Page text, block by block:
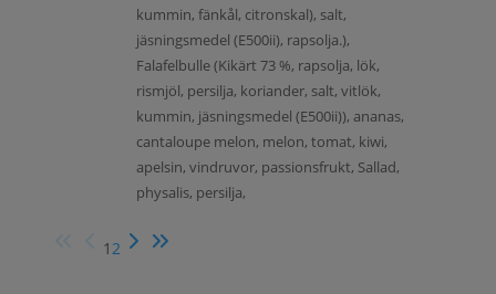
kummin, fänkål, citronskal), salt,
jäsningsmedel (E500ii), rapsolja.),
Falafelbulle (Kikärt 73 %, rapsolja, lök,
rismjöl, persilja, koriander, salt, vitlök,
kummin, jäsningsmedel (E500ii)), ananas,
cantaloupe melon, melon, tomat, kiwi,
apelsin, vindruvor, passionsfrukt, Sallad,
physalis, persilja,
1 2